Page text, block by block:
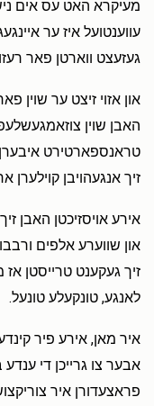
מעיקרא האט עס אים
עווענטועל איז ער
געזעצט ווארטן פאר
און אזוי זיצט ער שוין
טראנספארטירט איבערן
זיך אנגעהויבן קוילערן
אירע אויסזיכטן האבן
און שווערע אלפים
זיך געקענט טרייסטן אז
לאנגע, טונקעלע טונעל.
איר מאן, אירע פיר
אבער צו גרייכן די
פראצעדורן איר